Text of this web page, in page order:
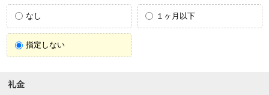
なし １ヶ月以下
指定しない
礼金